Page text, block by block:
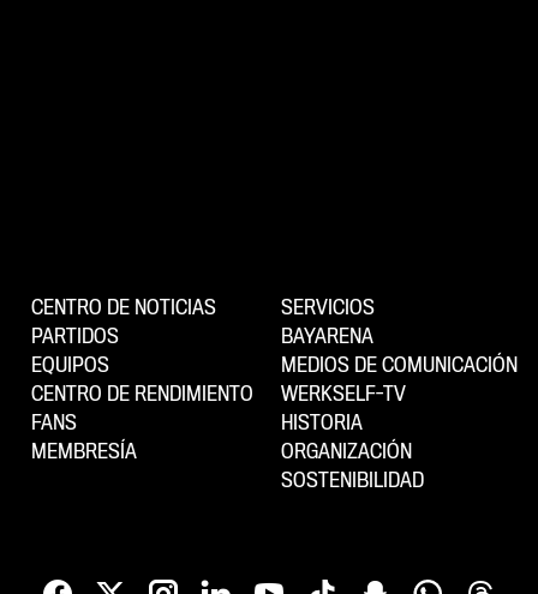
CENTRO DE NOTICIAS
PARTIDOS
EQUIPOS
CENTRO DE RENDIMIENTO
FANS
MEMBRESÍA
SERVICIOS
BAYARENA
MEDIOS DE COMUNICACIÓN
WERKSELF-TV
HISTORIA
ORGANIZACIÓN
SOSTENIBILIDAD